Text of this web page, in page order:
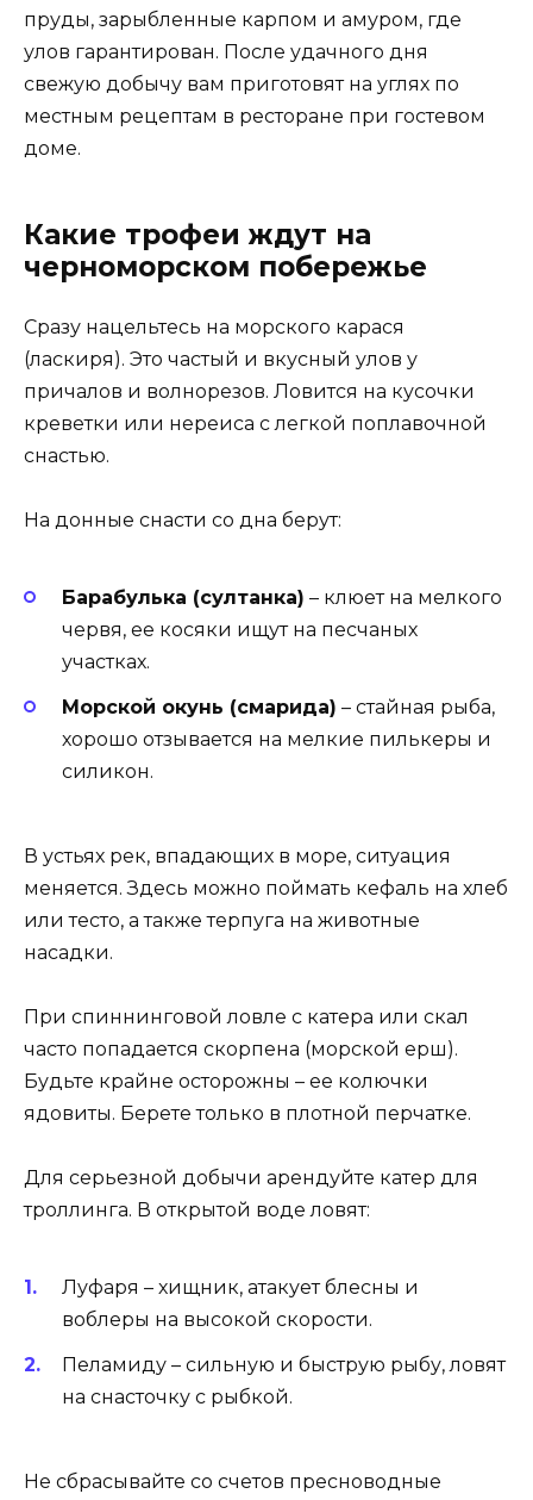
пруды, зарыбленные карпом и амуром, где
улов гарантирован. После удачного дня
свежую добычу вам приготовят на углях по
местным рецептам в ресторане при гостевом
доме.
Какие трофеи ждут на
черноморском побережье
Сразу нацельтесь на морского карася
(ласкиря). Это частый и вкусный улов у
причалов и волнорезов. Ловится на кусочки
креветки или нереиса с легкой поплавочной
снастью.
На донные снасти со дна берут:
Барабулька (султанка) – клюет на мелкого
червя, ее косяки ищут на песчаных
участках.
Морской окунь (смарида) – стайная рыба,
хорошо отзывается на мелкие пилькеры и
силикон.
В устьях рек, впадающих в море, ситуация
меняется. Здесь можно поймать кефаль на хлеб
или тесто, а также терпуга на животные
насадки.
При спиннинговой ловле с катера или скал
часто попадается скорпена (морской ерш).
Будьте крайне осторожны – ее колючки
ядовиты. Берете только в плотной перчатке.
Для серьезной добычи арендуйте катер для
троллинга. В открытой воде ловят:
Луфаря – хищник, атакует блесны и
воблеры на высокой скорости.
Пеламиду – сильную и быструю рыбу, ловят
на снасточку с рыбкой.
Не сбрасывайте со счетов пресноводные